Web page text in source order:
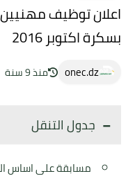
اعلان توظيف مهنيين
بسكرة اكتوبر 2016
onec.dz منذ 9 سنة
جدول التنقل
مسابقة على اساس